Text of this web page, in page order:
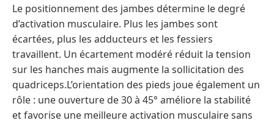
Le positionnement des jambes détermine le degré
d’activation musculaire. Plus les jambes sont
écartées, plus les adducteurs et les fessiers
travaillent. Un écartement modéré réduit la tension
sur les hanches mais augmente la sollicitation des
quadriceps.L’orientation des pieds joue également un
rôle : une ouverture de 30 à 45° améliore la stabilité
et favorise une meilleure activation musculaire sans